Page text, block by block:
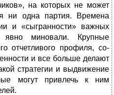
на которых не может
ни одна партия. Време­на
и «сыгранности» важных
явно миновали. Крупные
отчетливого профиля, со­
и все больше делают
стратегии и выдвижение
могут привлечь к ним